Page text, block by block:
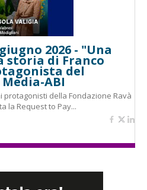
2026 - "Una
storia di Franco
del
ABI
protagonisti della Fondazione Ravà
la Request to Pay...